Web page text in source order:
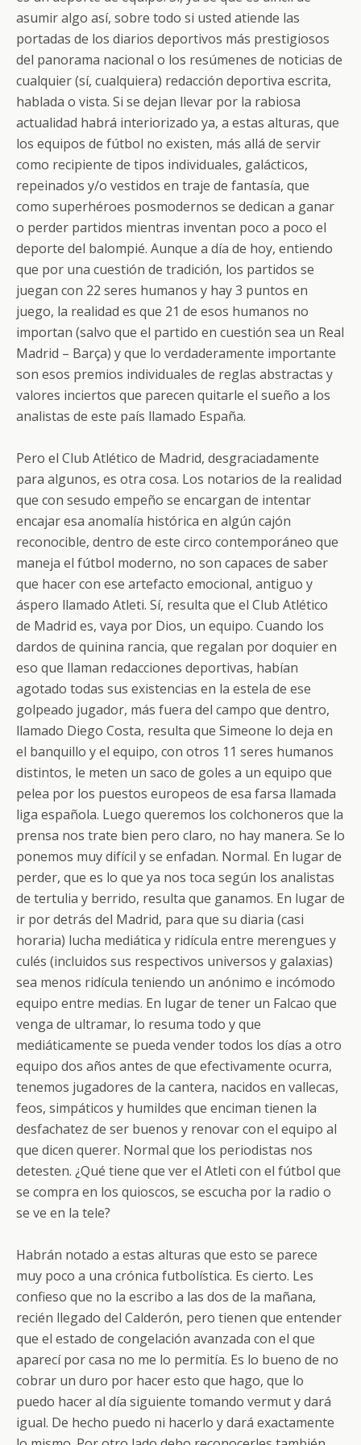
asumir algo así, sobre todo si usted atiende las
portadas de los diarios deportivos más prestigiosos
del panorama nacional o los resúmenes de noticias de
cualquier (sí, cualquiera) redacción deportiva escrita,
hablada o vista. Si se dejan llevar por la rabiosa
actualidad habrá interiorizado ya, a estas alturas, que
los equipos de fútbol no existen, más allá de servir
como recipiente de tipos individuales, galácticos,
repeinados y/o vestidos en traje de fantasía, que
como superhéroes posmodernos se dedican a ganar
o perder partidos mientras inventan poco a poco el
deporte del balompié. Aunque a día de hoy, entiendo
que por una cuestión de tradición, los partidos se
juegan con 22 seres humanos y hay 3 puntos en
juego, la realidad es que 21 de esos humanos no
importan (salvo que el partido en cuestión sea un Real
Madrid – Barça) y que lo verdaderamente importante
son esos premios individuales de reglas abstractas y
valores inciertos que parecen quitarle el sueño a los
analistas de este país llamado España.
Pero el Club Atlético de Madrid, desgraciadamente
para algunos, es otra cosa. Los notarios de la realidad
que con sesudo empeño se encargan de intentar
encajar esa anomalía histórica en algún cajón
reconocible, dentro de este circo contemporáneo que
maneja el fútbol moderno, no son capaces de saber
que hacer con ese artefacto emocional, antiguo y
áspero llamado Atleti. Sí, resulta que el Club Atlético
de Madrid es, vaya por Dios, un equipo. Cuando los
dardos de quinina rancia, que regalan por doquier en
eso que llaman redacciones deportivas, habían
agotado todas sus existencias en la estela de ese
golpeado jugador, más fuera del campo que dentro,
llamado Diego Costa, resulta que Simeone lo deja en
el banquillo y el equipo, con otros 11 seres humanos
distintos, le meten un saco de goles a un equipo que
pelea por los puestos europeos de esa farsa llamada
liga española. Luego queremos los colchoneros que la
prensa nos trate bien pero claro, no hay manera. Se lo
ponemos muy difícil y se enfadan. Normal. En lugar de
perder, que es lo que ya nos toca según los analistas
de tertulia y berrido, resulta que ganamos. En lugar de
ir por detrás del Madrid, para que su diaria (casi
horaria) lucha mediática y ridícula entre merengues y
culés (incluidos sus respectivos universos y galaxias)
sea menos ridícula teniendo un anónimo e incómodo
equipo entre medias. En lugar de tener un Falcao que
venga de ultramar, lo resuma todo y que
mediáticamente se pueda vender todos los días a otro
equipo dos años antes de que efectivamente ocurra,
tenemos jugadores de la cantera, nacidos en vallecas,
feos, simpáticos y humildes que enciman tienen la
desfachatez de ser buenos y renovar con el equipo al
que dicen querer. Normal que los periodistas nos
detesten. ¿Qué tiene que ver el Atleti con el fútbol que
se compra en los quioscos, se escucha por la radio o
se ve en la tele?
Habrán notado a estas alturas que esto se parece
muy poco a una crónica futbolística. Es cierto. Les
confieso que no la escribo a las dos de la mañana,
recién llegado del Calderón, pero tienen que entender
que el estado de congelación avanzada con el que
aparecí por casa no me lo permitía. Es lo bueno de no
cobrar un duro por hacer esto que hago, que lo
puedo hacer al día siguiente tomando vermut y dará
igual. De hecho puedo ni hacerlo y dará exactamente